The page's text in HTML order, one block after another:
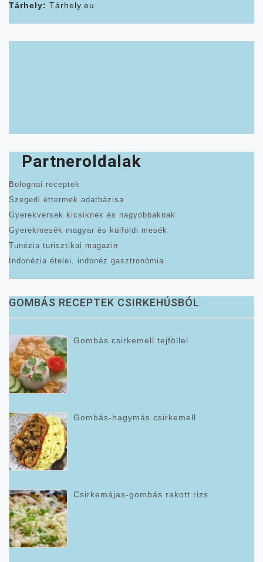
Tárhely: Tárhely.eu
Partneroldalak
Bolognai receptek
Szegedi éttermek adatbázisa
Gyerekversek kicsiknek és nagyobbaknak
Gyerekmesék magyar és külföldi mesék
Tunézia turisztikai magazin
Indonézia ételei, indonéz gasztronómia
GOMBÁS RECEPTEK CSIRKEHÚSBÓL
Gombás csirkemell tejföllel
Gombás-hagymás csirkemell
Csirkemájas-gombás rakott rizs